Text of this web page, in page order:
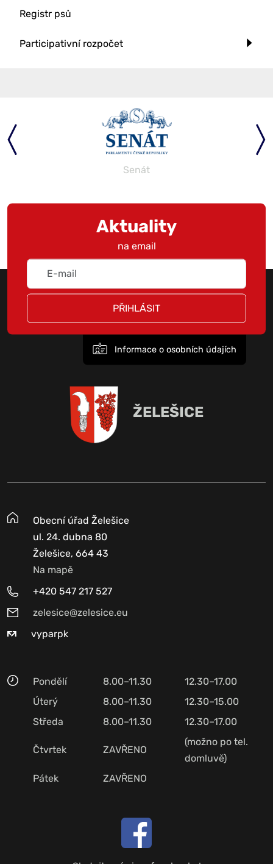
Registr psů
Participativní rozpočet
Senát
Aktuality
na email
PŘIHLÁSIT
Informace o osobních údajích
ŽELEŠICE
Obecní úřad Želešice
ul. 24. dubna 80
Želešice, 664 43
Na mapě
+420 547 217 527
zelesice@zelesice.eu
vyparpk
Pondělí 8.00–11.30
12.30–17.00
Úterý
8.00–11.30
12.30–15.00
Středa
8.00–11.30 12.30–17.00
Čtvrtek ZAVŘENO
(možno po tel.
domluvě)
Pátek
ZAVŘENO